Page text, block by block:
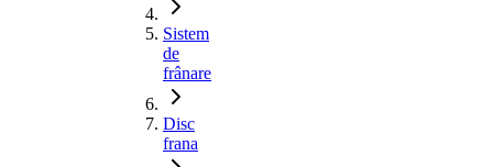
Sistem
de
frânare
Disc
frana